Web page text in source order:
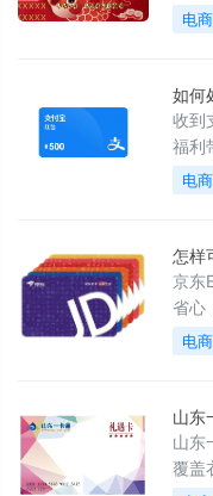
式。
敲定
闲置
好物
电
如何
收到
福利
个人
常常
时，
用好
最终
效，
电
怎样
京东
省心
设备
品类
付款
心，
电
山东
山东
覆盖